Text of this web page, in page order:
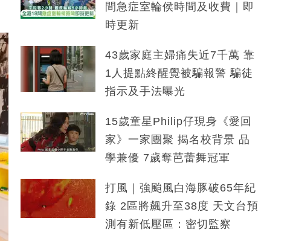
間急症室輪侯時間及收費｜即
時更新
43歲家庭主婦痛失近7千萬 靠
1人提點終醒覺被騙報警 騙徒
指示及手法曝光
15歲童星Philip仔現身《愛回
家》一家團聚 揭名校背景 品
學兼優 7歲奪芭蕾舞冠軍
打風｜強颱風白海豚破65年紀
錄 2區將飆升至38度 天文台預
測有新低壓區：密切監察